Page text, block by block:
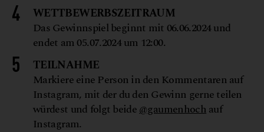
WETTBEWERBSZEITRAUM
Das Gewinnspiel beginnt mit 06.06.2024 und
endet am 05.07.2024 um 12:00.
TEILNAHME
Markiere eine Person in den Kommentaren auf
Instagram, mit der du den Gewinn gerne teilen
würdest und folgt beide@gaumenhochauf
Instagram.